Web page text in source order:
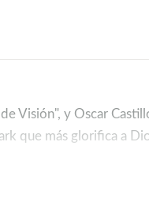
Visión", y Oscar
que más glorifica a